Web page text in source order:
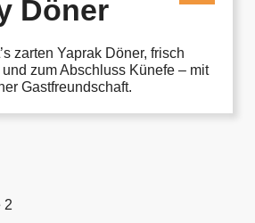
Döner
zarten Yaprak Döner, frisch
zum Abschluss Künefe – mit
Gastfreundschaft.
2